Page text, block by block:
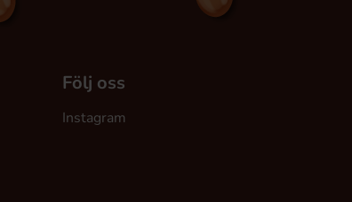
Följ oss
Instagram